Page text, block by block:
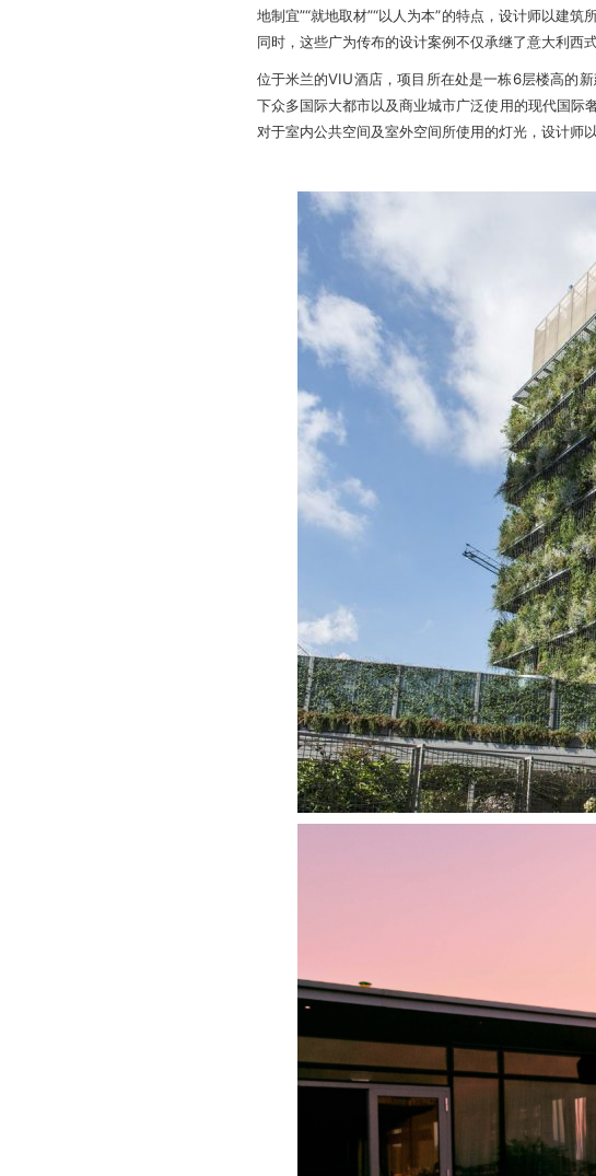
地制宜”“就地取材”“以人为本”的特点，设计师以建
同时，这些广为传布的设计案例不仅承继了意大利西
位于米兰的VIU酒店，项目所在处是一栋6层楼高的
下众多国际大都市以及商业城市广泛使用的现代国际
对于室内公共空间及室外空间所使用的灯光，设计师